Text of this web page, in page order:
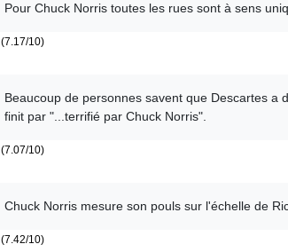
Pour Chuck Norris toutes les rues sont à sens
(7.17/10)
Beaucoup de personnes savent que Descartes a
finit par "...terrifié par Chuck Norris".
(7.07/10)
Chuck Norris mesure son pouls sur l'échelle de
(7.42/10)